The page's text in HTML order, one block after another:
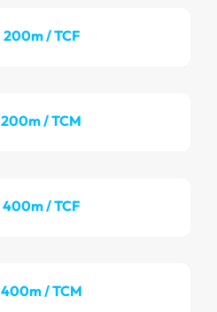
200m / TCF
200m / TCM
400m / TCF
400m / TCM